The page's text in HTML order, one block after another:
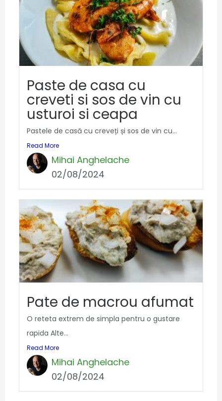
Paste de casa cu
creveti si sos de vin cu
usturoi si ceapa
Pastele de casă cu creveți și sos de vin cu...
Read More
Mihai Anghelache
02/08/2024
Pate de macrou afumat
O reteta extrem de simpla pentru o gustare
rapida Alte...
Read More
Mihai Anghelache
02/08/2024